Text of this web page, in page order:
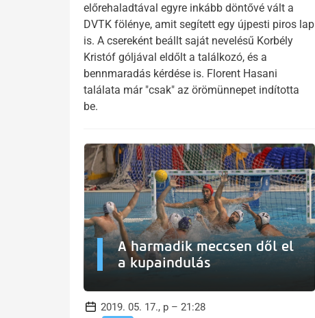
előrehaladtával egyre inkább döntővé vált a
DVTK fölénye, amit segített egy újpesti piros lap
is. A csereként beállt saját nevelésű Korbély
Kristóf góljával eldőlt a találkozó, és a
bennmaradás kérdése is. Florent Hasani
találata már "csak" az örömünnepet indította
be.
A harmadik meccsen dől el
a kupaindulás
2019. 05. 17., p – 21:28